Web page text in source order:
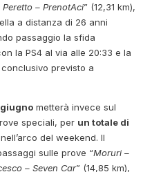
Peretto – PrenotAci” (12,31 km),
a distanza di 26 anni
passaggio la sfida
la PS4 al via alle 20:33 e la
previsto a
metterà invece sul
speciali, per un totale di
nell’arco del weekend. Il
sulle prove “Moruri –
– Seven Car” (14,85 km),